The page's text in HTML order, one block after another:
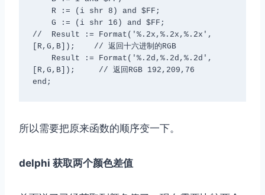
//  Result := Format('%.2x,%.2x,%.2x',
[R,G,B]);    // 返回十六进制的RGB
[R,G,B]);     // 返回RGB 192,209,76
end;
所以需要把原来函数的顺序变一下。
delphi 获取两个颜色差值